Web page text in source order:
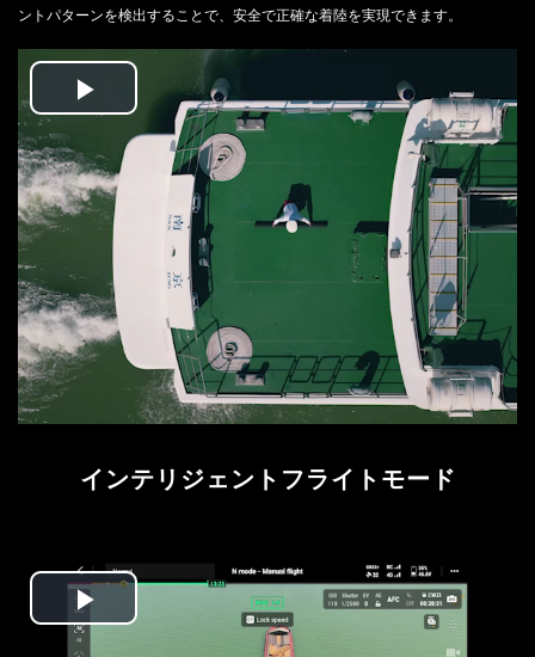
ントパターンを検出することで、安全で正確な着陸を実現できます。
Play
Video
インテリジェントフライトモード
Play